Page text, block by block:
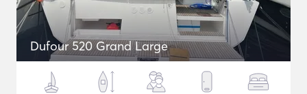
Dufour 520 Grand Large